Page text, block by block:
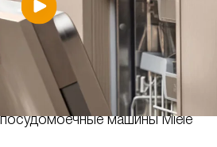
машины Miele